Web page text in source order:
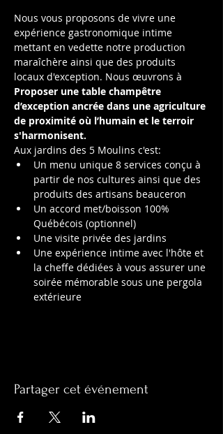
Nous vous proposons de vivre une
expérience gastronomique intime
mettant en vedette notre production
maraîchère ainsi que des produits
locaux d'exception. Nous œuvrons à
Proposer une table champêtre
d’exception ancrée dans une agriculture
de proximité où l’humain et le terroir
s'harmonisent.
Aux jardins des 5 Moulins c'est:
Un menu unique 8 services conçu à
partir de nos cultures ainsi que des
produits des artisans beauceron
Un accord met/boisson 100%
Québécois (optionnel)
Une visite privée des jardins
Une expérience intime avec l'hôte et
la cheffe dédiées à vous assurer une
soirée mémorable sous une pergola
extérieure
Partager cet événement